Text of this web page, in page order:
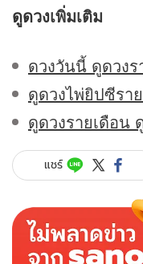
ดูดวงเพิ่มเติม
ดวงวันนี้ ดูดวง
ดูดวงไพ่ยิปซีรา
ดูดวงรายเดือน
แชร์